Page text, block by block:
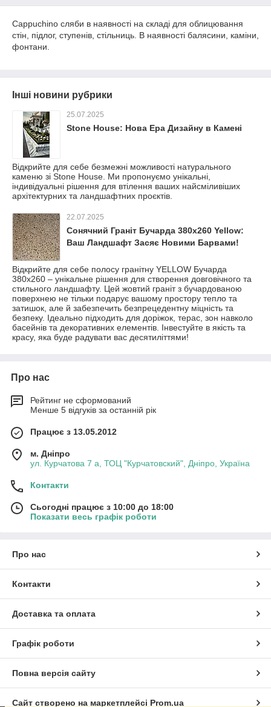
Cappuchino сляби в наявності на складі для облицювання
стін, підлог, ступенів, стільниць. В наявності балясини, каміни,
фонтани.
Інші новини рубрики
25.07.2025
Stone House: Нова Ера Дизайну в Камені
Відкрийте для себе безмежні можливості натурального
каменю зі Stone House. Ми пропонуємо унікальні,
індивідуальні рішення для втілення ваших найсміливіших
архітектурних та ландшафтних проєктів.
22.07.2025
Сонячний Граніт Бучарда 380х260 Yellow:
Ваш Ландшафт Засяє Новими Барвами!
Відкрийте для себе полосу гранітну YELLOW Бучарда
380х260 – унікальне рішення для створення довговічного та
стильного ландшафту. Цей жовтий граніт з бучардованою
поверхнею не тільки подарує вашому простору тепло та
затишок, але й забезпечить безпрецедентну міцність та
безпеку. Ідеально підходить для доріжок, терас, зон навколо
басейнів та декоративних елементів. Інвестуйте в якість та
красу, яка буде радувати вас десятиліттями!
Про нас
Рейтинг не сформований
Менше 5 відгуків за останній рік
Працює з 13.05.2012
м. Дніпро
ул. Курчатова 7 а, ТОЦ "Курчатовский", Дніпро, Україна
Контакти
Сьогодні працює з 10:00 до 18:00
Показати весь графік роботи
Про нас
Контакти
Доставка та оплата
Графік роботи
Повна версія сайту
Сайт створено на маркетплейсі Prom.ua